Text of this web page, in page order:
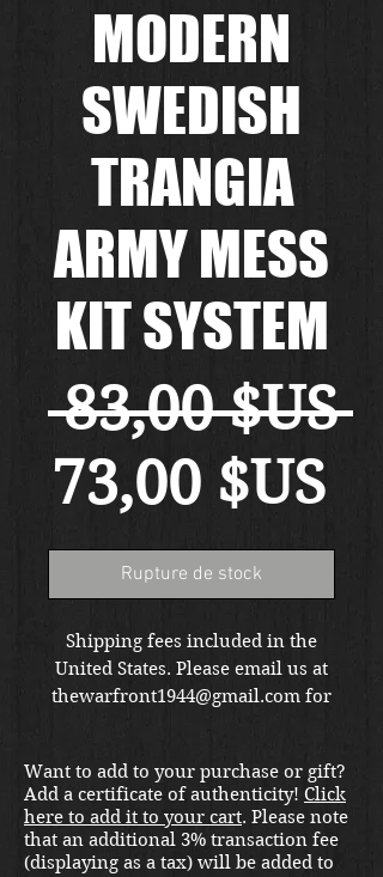
MODERN
SWEDISH
TRANGIA
ARMY MESS
KIT SYSTEM
83,00 $US
73,00 $US
Rupture de stock
Shipping fees included in the
United States. Please email us at
thewarfront1944@gmail.com for
Want to add to your purchase or gift?
Add a certificate of authenticity! Click
here to add it to your cart. Please note
that an additional 3% transaction fee
(displaying as a tax) will be added to